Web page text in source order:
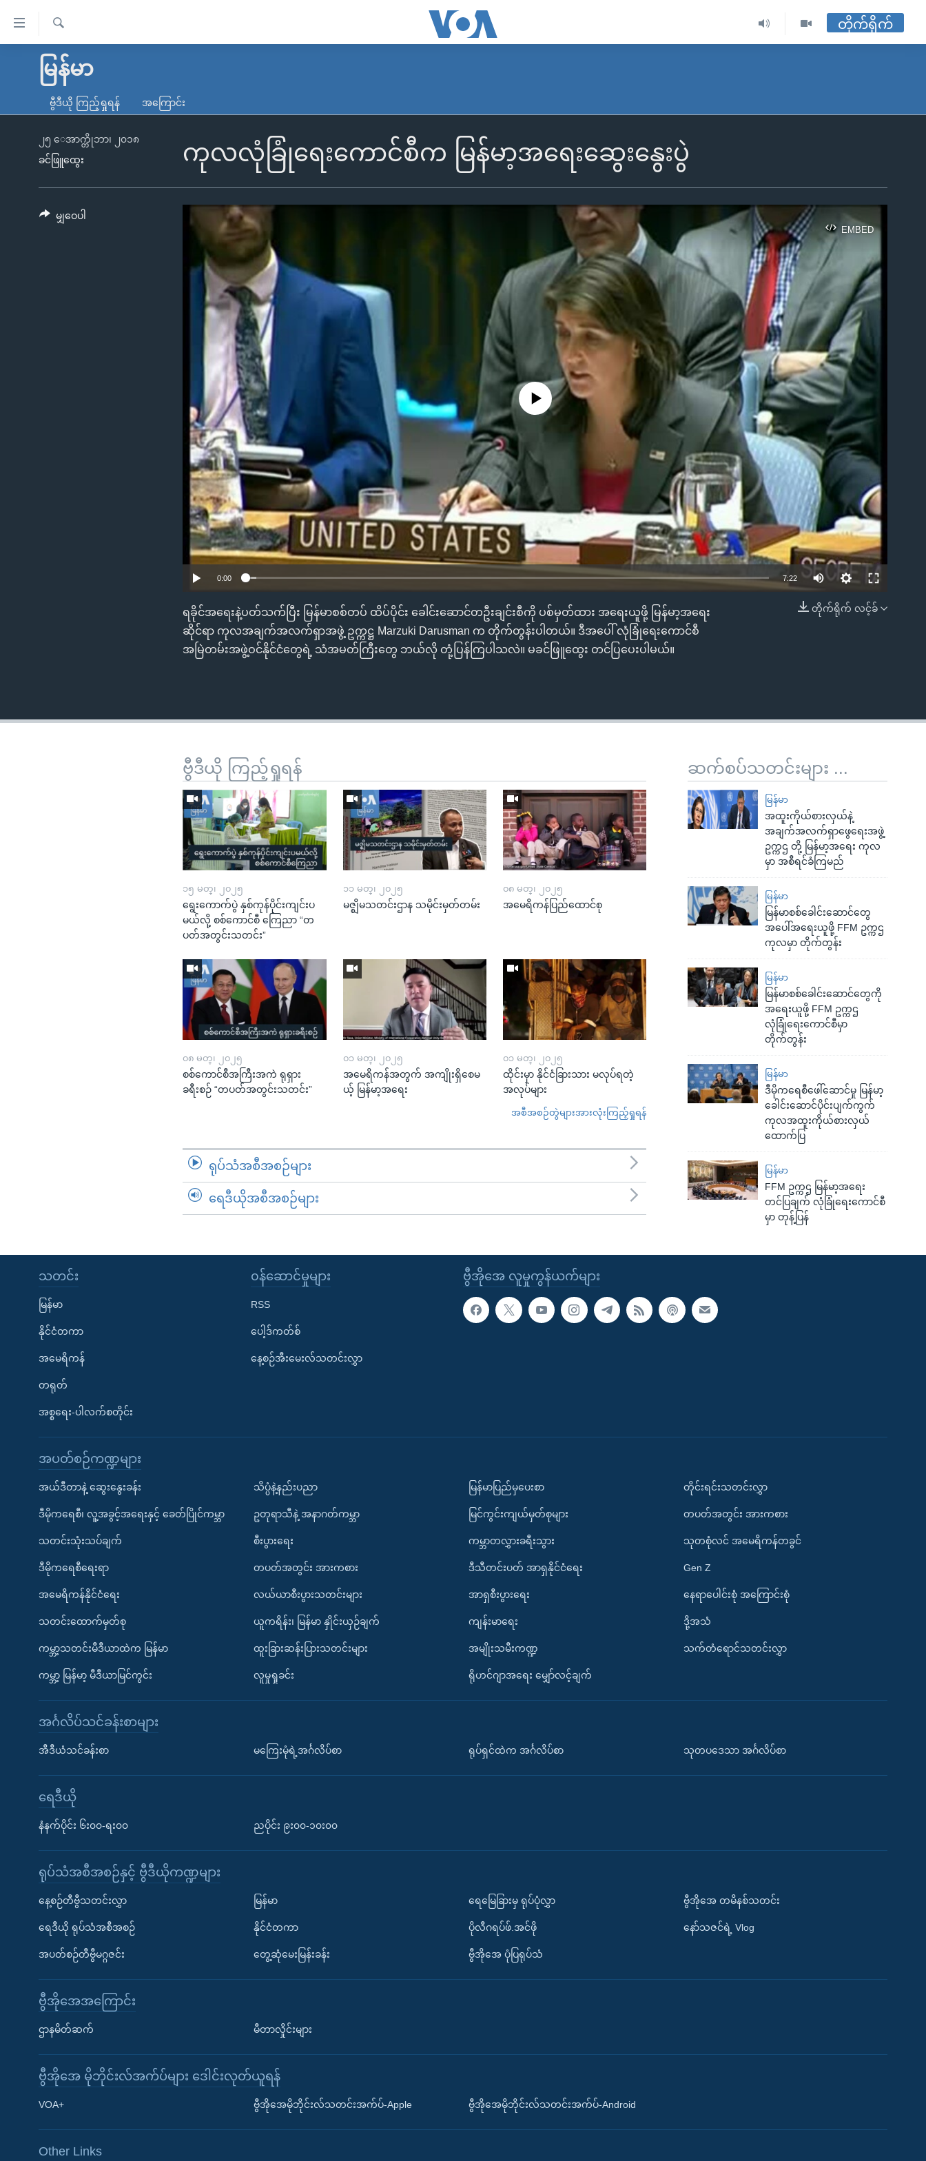
လွယ်ကူ
သည့်
မူလစာမျက်နှာ
ကမ္ဘာ့သတင်းများ
နိုင်ငံတကာ
အမေရိကန်
တရုတ်
အစ္စရေး-ပါလက်စတိုင်း
သတင်းလွတ်လပ်ခွင့်
ရပ်ဝန်းတခု လမ်းတခု အလွန်
အင်္ဂလိပ်စာလေ့လာမယ်
Learning English
ရှာဖွေ
ရ
လာ
တိုက်ရိုက်
မြန်မာ
ဗွီဒီယို ကြည့်ရှုရန် အကြောင်း
ကုလလုံခြုံရေးကောင်စီက မြန်မာ့အရေးဆွေးနွေးပွဲ
၂၅ ေအာက္တိုဘာ၊ ၂၀၁၈
ခင်ဖြူထွေး
EMBED
EMBED
No media source currently available
0:00 7:22
တိုက်ရိုက် လင့်ခ်
ရခိုင်အရေးနဲ့ပတ်သက်ပြီး မြန်မာစစ်တပ် ထိပ်ပိုင်း ခေါင်းဆောင်တဦးချင်းစီကို ပစ်မှတ်ထား အရေးယူဖို့ မြန်မာ့အရေး
ဆိုင်ရာ ကုလအချက်အလက်ရှာအဖွဲ့ ဥက္ကဋ္ဌ Marzuki Darusman က တိုက်တွန်းပါတယ်။ ဒီအပေါ် လုံခြုံရေးကောင်စီ
အမြဲတမ်းအဖွဲ့ဝင်နိုင်ငံတွေရဲ့ သံအမတ်ကြီးတွေ ဘယ်လို တုံ့ပြန်ကြပါသလဲ။ မခင်ဖြူထွေး တင်ပြပေးပါမယ်။
မျှဝေပါ
ဆက်စပ်သတင်းများ ...
မြန်မာ
အထူးကိုယ်စားလှယ်နဲ့
အချက်အလက်ရှာဖွေရေးအဖွဲ့
ဥက္ကဌ တို့ မြန်မာ့အရေး ကုလ
မှာ အစီရင်ခံကြမည်
မြန်မာ
မြန်မာစစ်ခေါင်းဆောင်တွေ
အပေါ်အရေးယူဖို့ FFM ဥက္ကဌ
ကုလမှာ တိုက်တွန်း
မြန်မာ
မြန်မာစစ်ခေါင်းဆောင်တွေကို
အရေးယူဖို့ FFM ဥက္ကဌ
လုံခြုံရေးကောင်စီမှာ
တိုက်တွန်း
မြန်မာ
ဒီမိုကရေစီဖေါ်ဆောင်မှု မြန်မာ့
ခေါင်းဆောင်ပိုင်းပျက်ကွက်
ကုလအထူးကိုယ်စားလှယ်
ထောက်ပြ
မြန်မာ
FFM ဥက္ကဌ မြန်မာ့အရေး
တင်ပြချက် လုံခြုံရေးကောင်စီ
မှာ တုန့်ပြန်
ဗွီဒီယို ကြည့်ရှုရန်
၁၅ မတ္၊ ၂၀၂၅
ရွေးကောက်ပွဲ နှစ်ကုန်ပိုင်းကျင်းပ
မယ်လို့ စစ်ကောင်စီ ကြေညာ “တ
ပတ်အတွင်းသတင်း”
၁၁ မတ္၊ ၂၀၂၅
မဇ္ဈိမသတင်းဌာန သမိုင်းမှတ်တမ်း
၀၈ မတ္၊ ၂၀၂၅
အမေရိကန်ပြည်ထောင်စု
၀၈ မတ္၊ ၂၀၂၅
စစ်ကောင်စီအကြီးအကဲ ရုရှား
ခရီးစဉ် “တပတ်အတွင်းသတင်း”
၀၁ မတ္၊ ၂၀၂၅
အမေရိကန်အတွက် အကျိုးရှိစေမ
ယ့် မြန်မာ့အရေး
၀၁ မတ္၊ ၂၀၂၅
ထိုင်းမှာ နိုင်ငံခြားသား မလုပ်ရတဲ့
အလုပ်များ
အစီအစဉ်တွဲများအားလုံးကြည့်ရှုရန်
ရုပ်သံအစီအစဉ်များ
ရေဒီယိုအစီအစဉ်များ
ဗွီအိုအေ လူမှုကွန်ယက်များ
သတင်း
မြန်မာ
နိုင်ငံတကာ
အမေရိကန်
တရုတ်
အစ္စရေး-ပါလက်စတိုင်း
၀န်ဆောင်မှုများ
RSS
ပေါ့ဒ်ကတ်စ်
နေ့စဉ်အီးမေးလ်သတင်းလွှာ
အပတ်စဉ်ကဏ္ဍများ
အယ်ဒီတာနဲ့ ဆွေးနွေးခန်း
ဒီမိုကရေစီ၊ လူ့အခွင့်အရေးနှင့် ခေတ်ပြိုင်ကမ္ဘာ
သတင်းသုံးသပ်ချက်
ဒီမိုကရေစီရေးရာ
အမေရိကန်နိုင်ငံရေး
သတင်းထောက်မှတ်စု
ကမ္ဘာ့သတင်းမီဒီယာထဲက မြန်မာ
ကမ္ဘာ့ မြန်မာ့ မီဒီယာမြင်ကွင်း
သိပ္ပံနဲ့နည်းပညာ
ဥတုရာသီနဲ့ အနာဂတ်ကမ္ဘာ
စီးပွားရေး
တပတ်အတွင်း အားကစား
လယ်ယာစီးပွားသတင်းများ
ယူကရိန်း၊ မြန်မာ နှိုင်းယှဉ်ချက်
ထူးခြားဆန်းပြားသတင်းများ
လူမှုရှုခင်း
မြန်မာပြည်မှပေးစာ
မြင်ကွင်းကျယ်မှတ်စုများ
ကမ္ဘာတလွှားခရီးသွား
ဒီသီတင်းပတ် အာရှနိုင်ငံရေး
အာရှစီးပွားရေး
ကျန်းမာရေး
အမျိုးသမီးကဏ္ဍ
ရိုဟင်ဂျာအရေး မျှော်လင့်ချက်
တိုင်းရင်းသတင်းလွှာ
တပတ်အတွင်း အားကစား
သုတစုံလင် အမေရိကန်တခွင်
Gen Z
နေရာပေါင်းစုံ အကြောင်းစုံ
ဒို့အသံ
သက်တံရောင်သတင်းလွှာ
အင်္ဂလိပ်သင်ခန်းစာများ
အီဒီယံသင်ခန်းစာ မကြေးမုံရဲ့အင်္ဂလိပ်စာ ရုပ်ရှင်ထဲက အင်္ဂလိပ်စာ သုတပဒေသာ အင်္ဂလိပ်စာ
ရေဒီယို
နံနက်ပိုင်း ၆း၀၀-ရး၀၀ ညပိုင်း ၉း၀၀-၁၀း၀၀
ရုပ်သံအစီအစဉ်နှင့် ဗွီဒီယိုကဏ္ဍများ
နေ့စဉ်တီဗွီသတင်းလွှာ
ရေဒီယို ရုပ်သံအစီအစဉ်
အပတ်စဉ်တီဗွီမဂ္ဂဇင်း
မြန်မာ
နိုင်ငံတကာ
တွေ့ဆုံမေးမြန်းခန်း
ရေမြေခြားမှ ရုပ်ပုံလွှာ
ပိုလီဂရပ်ဖ်.အင်ဖို
ဗွီအိုအေ ပုံပြရုပ်သံ
ဗွီအိုအေ တမိနစ်သတင်း
နော်သဇင်ရဲ့ Vlog
ဗွီအိုအေအကြောင်း
ဌာနမိတ်ဆက် မီတာလှိုင်းများ
ဗွီအိုအေ မိုဘိုင်းလ်အက်ပ်များ ဒေါင်းလုတ်ယူရန်
VOA+ ဗွီအိုအေမိုဘိုင်းလ်သတင်းအက်ပ်-Apple ဗွီအိုအေမိုဘိုင်းလ်သတင်းအက်ပ်-Android
Other Links